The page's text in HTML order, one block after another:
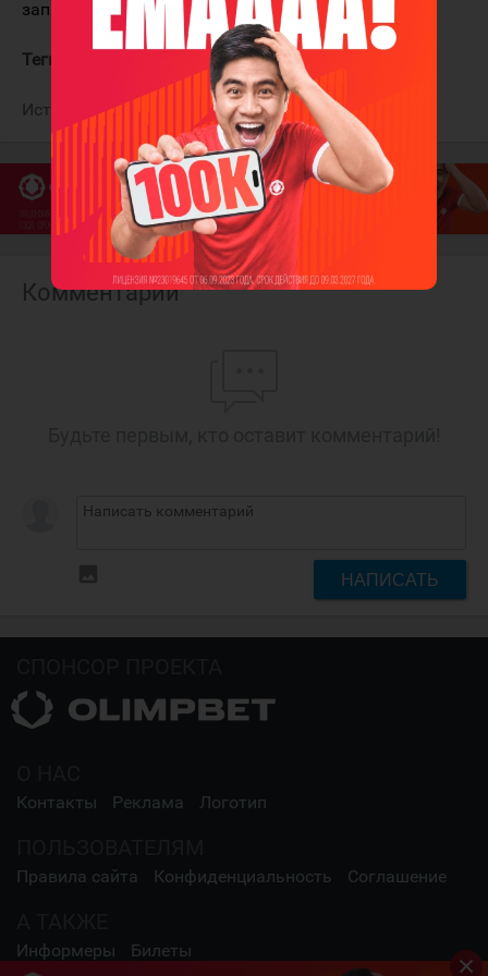
записал в актив 24 (7+17) результативных балла.
Теги: Кашлинов Александр
Источник:ХК "Хумо"
Комментарии
НАПИСАТЬ
Контакты Реклама Логотип
Правила сайта Конфиденциальность Соглашение
Информеры Билеты